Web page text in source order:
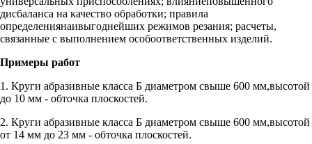
дисбаланса на качество обработки; правила
определениянаивыгоднейших режимов резания; расчеты,
связанные с выполнением особоответственных изделий.
Примеры работ
1. Круги абразивные класса Б диаметром свыше 600 мм,высотой
до 10 мм - обточка плоскостей.
2. Круги абразивные класса Б диаметром свыше 600 мм,высотой
от 14 мм до 23 мм - обточка плоскостей.